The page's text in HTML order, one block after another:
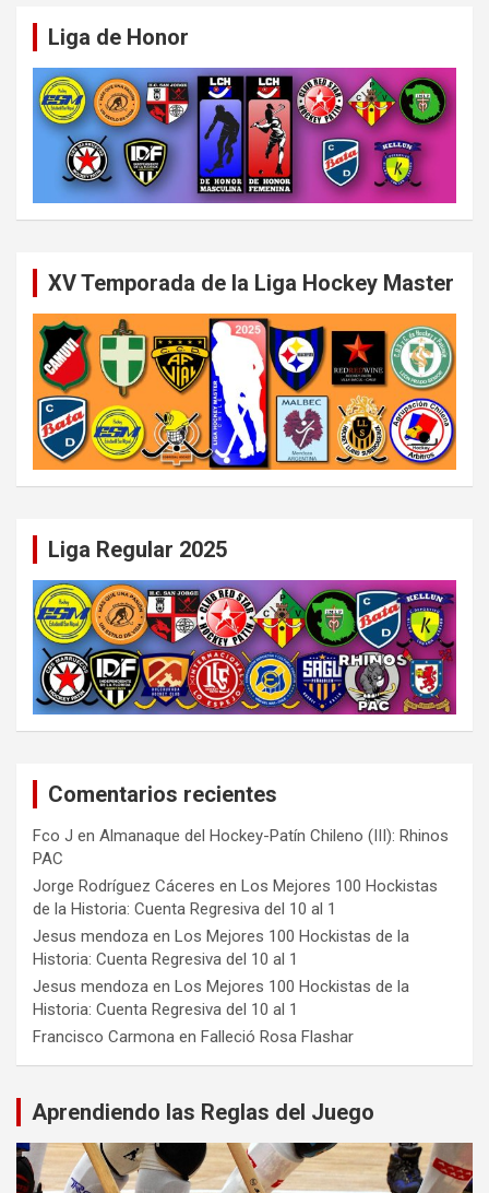
Liga de Honor
XV Temporada de la Liga Hockey Master
Liga Regular 2025
Comentarios recientes
Fco J en Almanaque del Hockey-Patín Chileno (III): Rhinos
PAC
Jorge Rodríguez Cáceres en Los Mejores 100 Hockistas
de la Historia: Cuenta Regresiva del 10 al 1
Jesus mendoza en Los Mejores 100 Hockistas de la
Historia: Cuenta Regresiva del 10 al 1
Jesus mendoza en Los Mejores 100 Hockistas de la
Historia: Cuenta Regresiva del 10 al 1
Francisco Carmona en Falleció Rosa Flashar
Aprendiendo las Reglas del Juego